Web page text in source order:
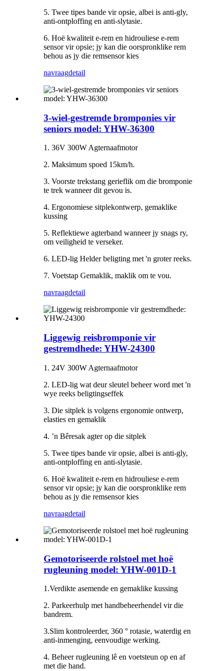
5. Twee tipes bande vir opsie, albei is anti-gly,
anti-ontploffing en anti-slytasie.
6. Hoë kwaliteit e-rem en hidrouliese e-rem
sensor vir opsie; jy kan die oorspronklike rem
behou as jy die remsensor kies
navraagdetail
3-wiel-gestremde bromponies vir
seniors model: YHW-36300
1. 36V 300W Agternaafmotor
2. Maksimum spoed 15km/h.
3. Voorste trekstang gerieflik om die bromponie
te trek wanneer dit gevou is.
4. Ergonomiese sitplekontwerp, gemaklike
kussing
5. Reflektiewe agterband wanneer jy snags ry,
om veiligheid te verseker.
6. LED-lig Helder beligting met 'n groter reeks.
7. Voetstap Gemaklik, maklik om te vou.
navraagdetail
Liggewig reisbromponie vir
gestremdhede: YHW-24300
1. 24V 300W Agternaafmotor
2. LED-lig wat deur sleutel beheer word met 'n
wye reeks beligtingseffek
3. Die sitplek is volgens ergonomie ontwerp,
elasties en gemaklik
4. ’n Bêresak agter op die sitplek
5. Twee tipes bande vir opsie, albei is anti-gly,
anti-ontploffing en anti-slytasie.
6. Hoë kwaliteit e-rem en hidrouliese e-rem
sensor vir opsie; jy kan die oorspronklike rem
behou as jy die remsensor kies
navraagdetail
Gemotoriseerde rolstoel met hoë
rugleuning model: YHW-001D-1
1.Verdikte asemende en gemaklike kussing
2. Parkeerhulp met handbeheerhendel vir die
bandrem.
3.Slim kontroleerder, 360 ° rotasie, waterdig en
anti-inmenging, eenvoudige werking.
4. Beheer rugleuning lê en voetsteun op en af ​​
met die hand.